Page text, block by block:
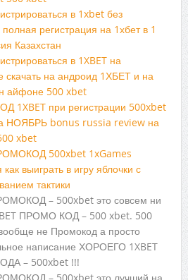
в 1xbet без
регистрация на 1хбет в 1
Казахстан
в 1XBET на
скачать на андроид 1ХБЕТ и на
айфоне 500 xbet
1XBET при регистрации 500xbet
НОЯБРЬ bonus russia review на
xbet
500xbet 1xGames
как выиграть в игру яблочки с
тактики
– 500xbet это совсем ни
ПРОМО КОД – 500 xbet. 500
не Промокод а просто
написание ХОРОЕГО 1XBET
– 500xbet !!!